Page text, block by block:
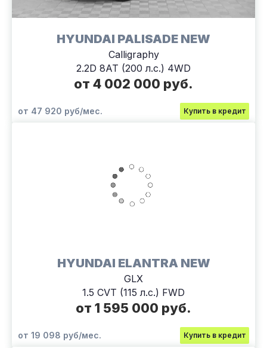
HYUNDAI PALISADE NEW
Calligraphy
2.2D 8AT (200 л.с.) 4WD
от 4 002 000 руб.
от 47 920 руб/мес. Купить в кредит
HYUNDAI ELANTRA NEW
GLX
1.5 CVT (115 л.с.) FWD
от 1 595 000 руб.
от 19 098 руб/мес. Купить в кредит